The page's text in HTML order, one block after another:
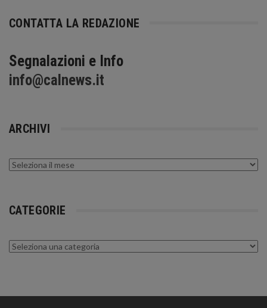
CONTATTA LA REDAZIONE
Segnalazioni e Info
info@calnews.it
ARCHIVI
Archivi
CATEGORIE
Categorie